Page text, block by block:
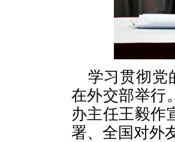
学习贯彻党
在外交部举行
办主任王毅作
署、全国对外